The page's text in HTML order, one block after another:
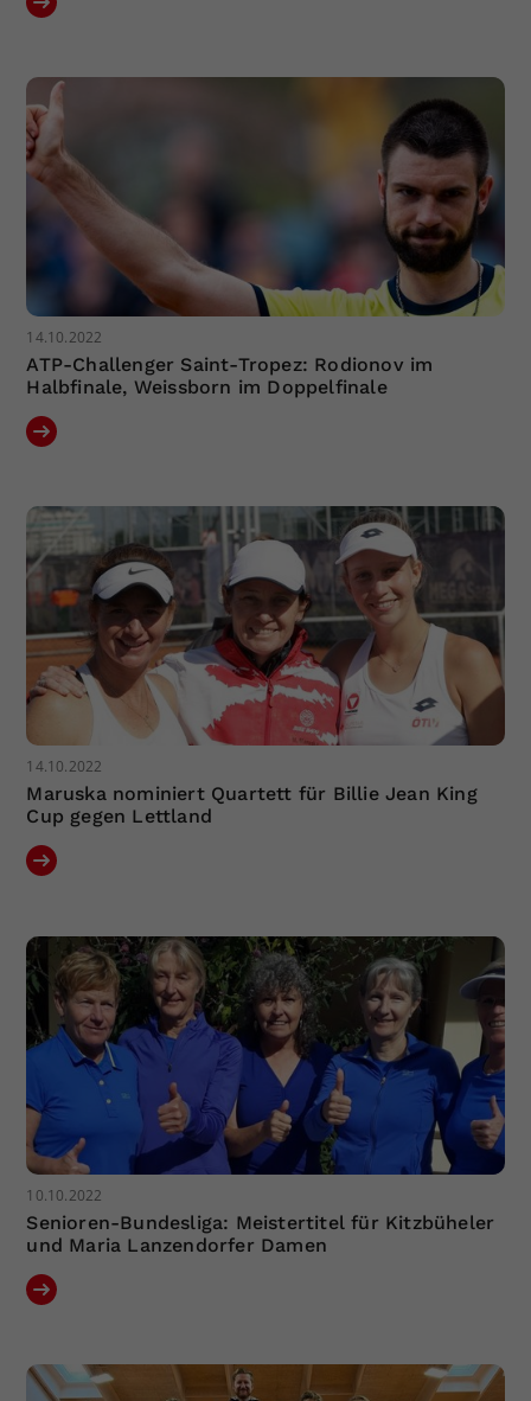
14.10.2022
ATP-Challenger Saint-Tropez: Rodionov im
Halbfinale, Weissborn im Doppelfinale
14.10.2022
Maruska nominiert Quartett für Billie Jean King
Cup gegen Lettland
10.10.2022
Senioren-Bundesliga: Meistertitel für Kitzbüheler
und Maria Lanzendorfer Damen